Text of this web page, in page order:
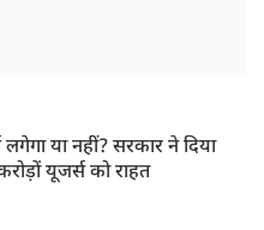
लगेगा या नहीं? सरकार ने दिया
यूजर्स को राहत